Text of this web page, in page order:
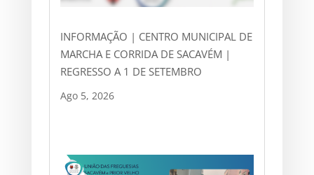
INFORMAÇÃO | CENTRO MUNICIPAL DE
MARCHA E CORRIDA DE SACAVÉM |
REGRESSO A 1 DE SETEMBRO
Ago 5, 2026